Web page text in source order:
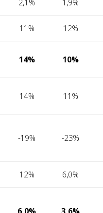
2,1% 1,9%
11% 12%
14% 10%
14% 11%
-19% -23%
12% 6,0%